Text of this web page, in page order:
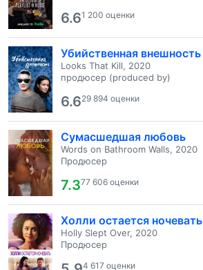
6.61 200 оценки
Убийственная внешность
Looks That Kill, 2020
продюсер (produced by)
6.629 894 оценки
Сумасшедшая любовь
Words on Bathroom Walls, 2020
Продюсер
7.377 606 оценки
Холли остается ночевать
Holly Slept Over, 2020
Продюсер
4 617 оценки